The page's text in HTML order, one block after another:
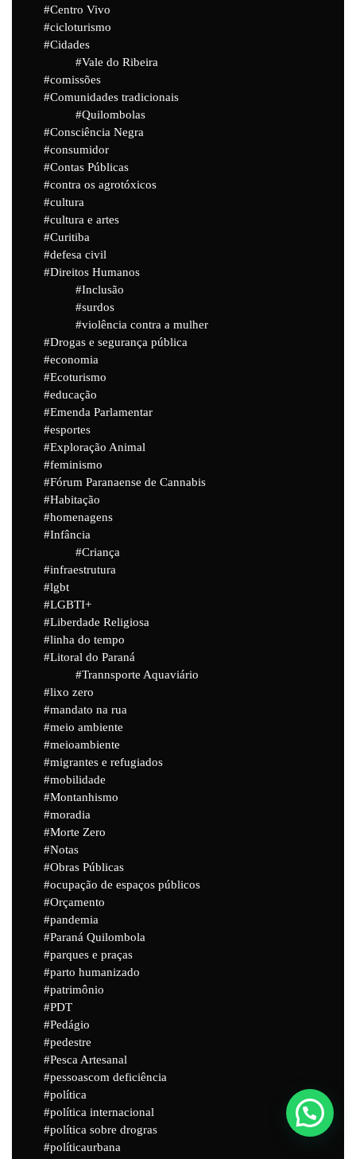
Centro Vivo
cicloturismo
Cidades
Vale do Ribeira
comissões
Comunidades tradicionais
Quilombolas
Consciência Negra
consumidor
Contas Públicas
contra os agrotóxicos
cultura
cultura e artes
Curitiba
defesa civil
Direitos Humanos
Inclusão
surdos
violência contra a mulher
Drogas e segurança pública
economia
Ecoturismo
educação
Emenda Parlamentar
esportes
Exploração Animal
feminismo
Fórum Paranaense de Cannabis
Habitação
homenagens
Infância
Criança
infraestrutura
lgbt
LGBTI+
Liberdade Religiosa
linha do tempo
Litoral do Paraná
Trannsporte Aquaviário
lixo zero
mandato na rua
meio ambiente
meioambiente
migrantes e refugiados
mobilidade
Montanhismo
moradia
Morte Zero
Notas
Obras Públicas
ocupação de espaços públicos
Orçamento
pandemia
Paraná Quilombola
parques e praças
parto humanizado
patrimônio
PDT
Pedágio
pedestre
Pesca Artesanal
pessoascom deficiência
política
política internacional
política sobre drogras
políticaurbana
Powered byJoinchat